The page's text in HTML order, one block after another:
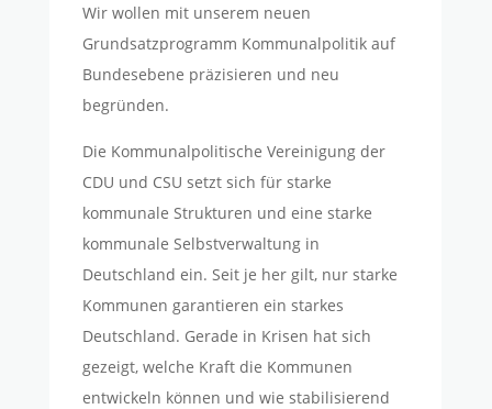
Wir wollen mit unserem neuen
Grundsatzprogramm Kommunalpolitik auf
Bundesebene präzisieren und neu
begründen.
Die Kommunalpolitische Vereinigung der
CDU und CSU setzt sich für starke
kommunale Strukturen und eine starke
kommunale Selbstverwaltung in
Deutschland ein. Seit je her gilt, nur starke
Kommunen garantieren ein starkes
Deutschland. Gerade in Krisen hat sich
gezeigt, welche Kraft die Kommunen
entwickeln können und wie stabilisierend